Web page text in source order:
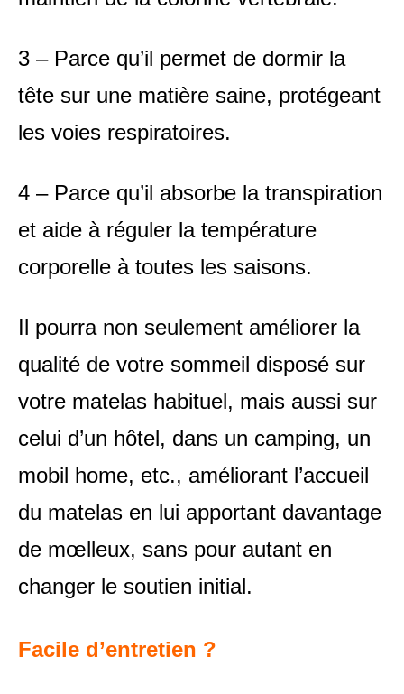
3 – Parce qu’il permet de dormir la
tête sur une matière saine, protégeant
les voies respiratoires.
4 – Parce qu’il absorbe la transpiration
et aide à réguler la température
corporelle à toutes les saisons.
Il pourra non seulement améliorer la
qualité de votre sommeil disposé sur
votre matelas habituel, mais aussi sur
celui d’un hôtel, dans un camping, un
mobil home, etc., améliorant l’accueil
du matelas en lui apportant davantage
de mœlleux, sans pour autant en
changer le soutien initial.
Facile d’entretien ?